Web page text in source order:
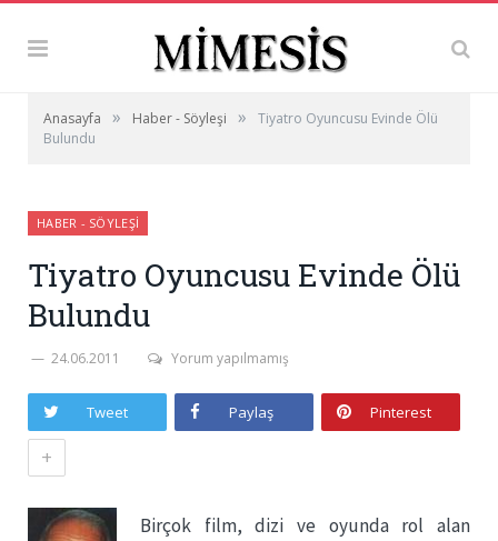
Anasayfa » Haber - Söyleşi »
Tiyatro Oyuncusu Evinde Ölü
Bulundu
HABER - SÖYLEŞI
Tiyatro Oyuncusu Evinde Ölü
Bulundu
24.06.2011 Yorum yapılmamış
Tweet Paylaş Pinterest
+
Birçok film, dizi ve oyunda rol alan